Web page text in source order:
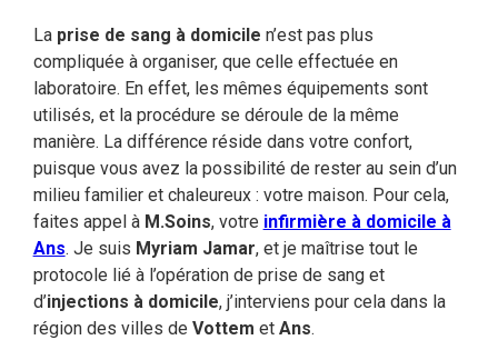
La prise de sang à domicile n’est pas plus
compliquée à organiser, que celle effectuée en
laboratoire. En effet, les mêmes équipements sont
utilisés, et la procédure se déroule de la même
manière. La différence réside dans votre confort,
puisque vous avez la possibilité de rester au sein d’un
milieu familier et chaleureux : votre maison. Pour cela,
faites appel à M.Soins, votre infirmière à domicile à
Ans. Je suis Myriam Jamar, et je maîtrise tout le
protocole lié à l’opération de prise de sang et
d’injections à domicile, j’interviens pour cela dans la
région des villes de Vottem et Ans.